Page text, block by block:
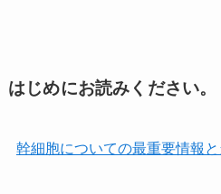
はじめにお読みください。
幹細胞についての最重要情報